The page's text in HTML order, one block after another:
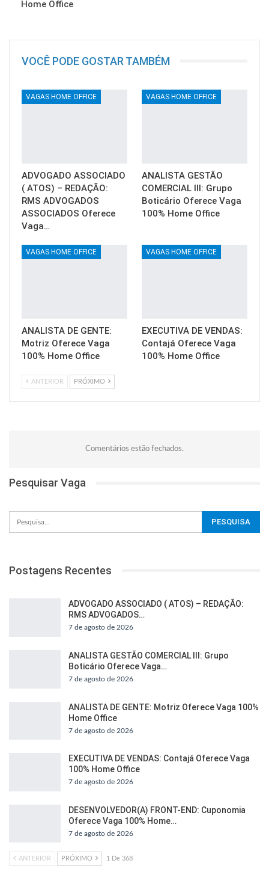
Home Office
VOCÊ PODE GOSTAR TAMBÉM
VAGAS HOME OFFICE
ADVOGADO ASSOCIADO
( ATOS) – REDAÇÃO:
RMS ADVOGADOS
ASSOCIADOS Oferece
Vaga…
VAGAS HOME OFFICE
ANALISTA GESTÃO
COMERCIAL III: Grupo
Boticário Oferece Vaga
100% Home Office
VAGAS HOME OFFICE
ANALISTA DE GENTE:
Motriz Oferece Vaga
100% Home Office
VAGAS HOME OFFICE
EXECUTIVA DE VENDAS:
Contajá Oferece Vaga
100% Home Office
ANTERIOR PRÓXIMO
Comentários estão fechados.
Pesquisar Vaga
Postagens Recentes
ADVOGADO ASSOCIADO ( ATOS) – REDAÇÃO:
RMS ADVOGADOS…
7 de agosto de 2026
ANALISTA GESTÃO COMERCIAL III: Grupo
Boticário Oferece Vaga…
7 de agosto de 2026
ANALISTA DE GENTE: Motriz Oferece Vaga 100%
Home Office
7 de agosto de 2026
EXECUTIVA DE VENDAS: Contajá Oferece Vaga
100% Home Office
7 de agosto de 2026
DESENVOLVEDOR(A) FRONT-END: Cuponomia
Oferece Vaga 100% Home…
7 de agosto de 2026
ANTERIOR PRÓXIMO 1 De 368